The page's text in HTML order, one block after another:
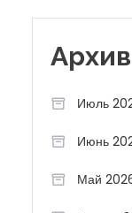
Архив
Июль
Июнь
Май